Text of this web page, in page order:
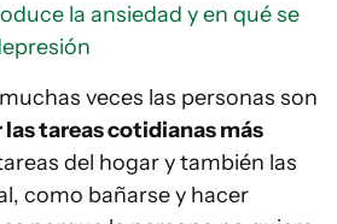
la ansiedad y en qué se
veces las personas son
las tareas cotidianas más
del hogar y también las
como bañarse y hacer